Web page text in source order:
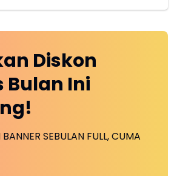
Diskon
Bulan Ini
SEBULAN FULL, CUMA